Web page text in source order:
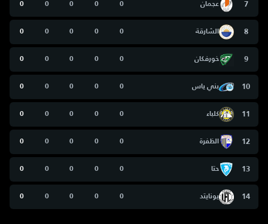
7 عجمان 0
0
0
0
0
8 الشارقة 0
0
0
0
0
9 خورفكان 0
0
0
0
0
10 بني ياس 0
0
0
0
0
11 كلباء 0
0
0
0
0
12 الظفرة 0
0
0
0
0
13 حتا 0
0
0
0
0
14 يونايتد 0
0
0
0
0